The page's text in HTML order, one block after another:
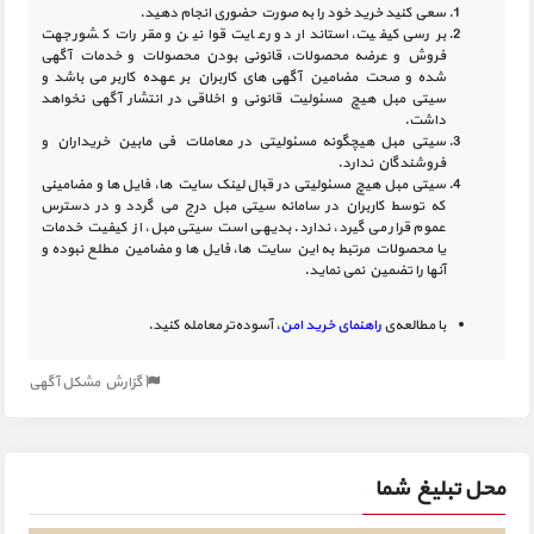
سعی کنید خرید خود را به صورت حضوری انجام دهید.
بررسی کیفیت، استاندارد و رعایت قوانین و مقررات کشور جهت
فروش و عرضه محصولات، قانونی بودن محصولات و خدمات آگهی
شده و صحت مضامین آگهی‏ های کاربران بر عهده کاربر می باشد و
سیتی مبل هیچ مسئولیت قانونی و اخلاقی در انتشار آگهی نخواهد
داشت.
سیتی مبل هیچگونه مسئولیتی در معاملات فی مابین خریداران و
فروشندگان ندارد.
سیتی مبل هیچ مسئولیتی در قبال لینک‏ سایت ‏ها، فایل ‏ها و مضامینی
که توسط کاربران در سامانه‏ سیتی مبل درج می گردد و در دسترس
عموم قرار می گیرد، ندارد. بدیهی است سیتی مبل، از کیفیت خدمات
یا محصولات مرتبط به این سایت‏ ها، فایل ها و مضامین مطلع نبوده و
آنها را تضمین نمی نماید.
با مطالعه‌یراهنمای خرید امن، آسوده‌تر معامله کنید.
گزارش مشکل آگهی
محل تبلیغ شما